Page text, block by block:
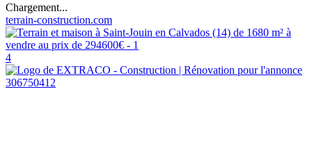
Chargement...
terrain-construction.com
4